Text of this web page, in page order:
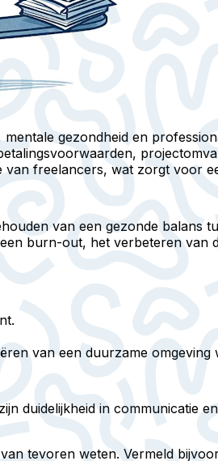
gezondheid en
freelancers, wat zorgt voor
van een gezonde balans
burn-out, het verbeteren van
van een duurzame
duidelijkheid in communicatie
tevoren weten. Vermeld